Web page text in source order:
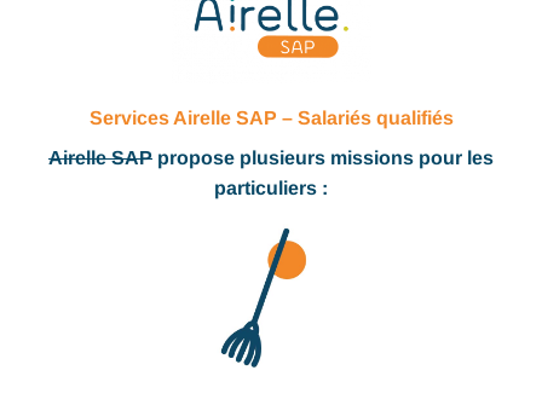
Services Airelle SAP – Salariés qualifiés
Airelle SAP propose plusieurs missions pour les
particuliers :